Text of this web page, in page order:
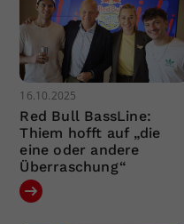
16.10.2025
Red Bull BassLine:
Thiem hofft auf „die
eine oder andere
Überraschung“